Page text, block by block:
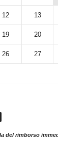
12 13
19 20
26 27
del rimborso